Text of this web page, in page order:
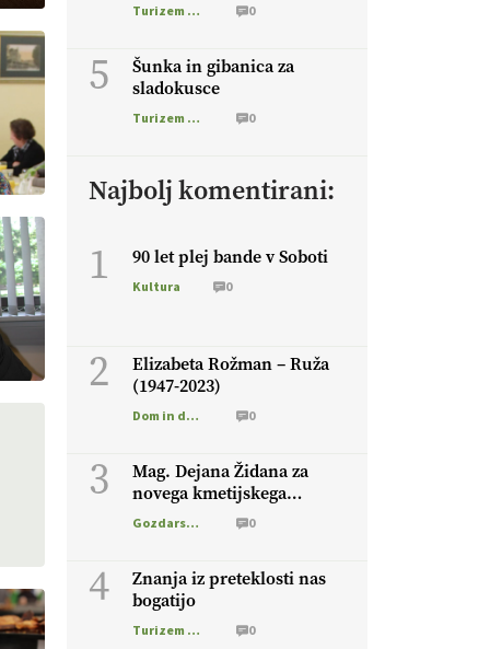
Turizem na podezelju 0
5
Šunka in gibanica za
sladokusce
Turizem na podezelju 0
Najbolj komentirani:
1 90 let plej bande v Soboti
Kultura 0
2
Elizabeta Rožman – Ruža
(1947-2023)
Dom in družina 0
3
Mag. Dejana Židana za
novega kmetijskega
ministraGozdarstvo 0
4
Znanja iz preteklosti nas
bogatijo
Turizem na podezelju 0